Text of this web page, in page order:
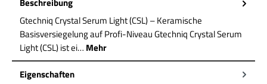
Beschreibung
Gtechniq Crystal Serum Light (CSL) – Keramische
Basisversiegelung auf Profi-Niveau Gtechniq Crystal Serum
Light (CSL) ist ei… Mehr
Eigenschaften